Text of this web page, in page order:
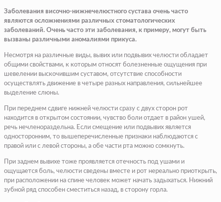
Заболевания височно-нижнечелюстного сустава очень часто
являются осложнениями различных стоматологических
заболеваний. Очень часто эти заболевания, к примеру, могут быть
вызваны различными аномалиями прикуса.
Несмотря на различные виды, вывих или подвывих челюсти обладает
общими свойствами, к которым относят болезненные ощущения при
шевелении выскочившим суставом, отсутствие способности
осуществлять движение в четыре разных направления, сильнейшее
выделение слюны.
При переднем сдвиге нижней челюсти сразу с двух сторон рот
находится в открытом состоянии, чувство боли отдает в район ушей,
речь нечленораздельна. Если смещение или подвывих является
односторонним, то вышеперечисленные признаки наблюдаются с
правой или с левой стороны, а обе части рта можно сомкнуть.
При заднем вывихе тоже проявляется отечность под ушами и
ощущается боль, челюсти сведены вместе и рот нереально приоткрыть,
при расположении на спине человек может начать задыхаться. Нижний
зубной ряд способен сместиться назад, в сторону горла.